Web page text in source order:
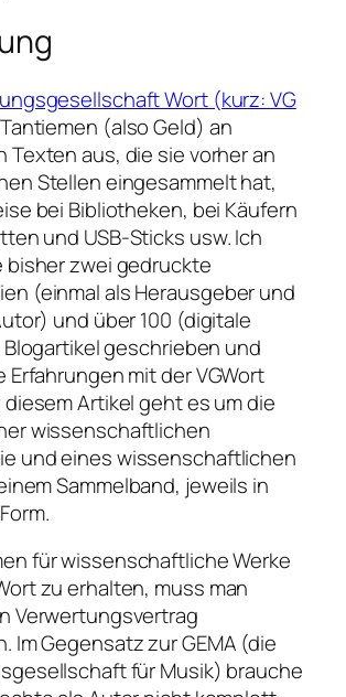
Wort (kurz: VG
(also Geld) an
Texten aus, die sie vorher an
Stellen eingesammelt hat,
bei Bibliotheken, bei Käufern
und USB-Sticks usw. Ich
bisher zwei gedruckte
(einmal als Herausgeber und
und über 100 (digitale
geschrieben und
Erfahrungen mit der VGWort
Artikel geht es um die
wissenschaftlichen
und eines wissenschaftlichen
Sammelband, jeweils in
für wissenschaftliche Werke
zu erhalten, muss man
Verwertungsvertrag
Im Gegensatz zur GEMA (die
für Musik) brauche